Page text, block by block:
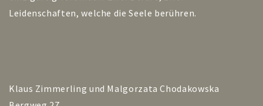
Leidenschaften, welche die Seele berühren.
Klaus Zimmerling und Malgorzata Chodakowska